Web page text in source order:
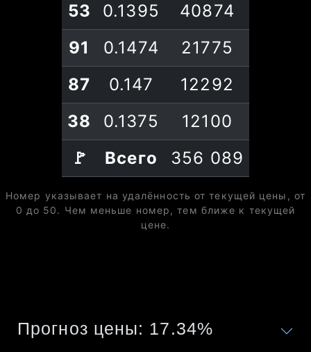
53
0.1395
40874
91
0.1474
21775
87
0.147
12292
38
0.1375
12100
🚩
Всего 356 089
Номер указывает на удалённость от текущей цены, от
0 до 50. Чем меньше номер, тем ближе к текущей
цене.
Прогноз цены: 17.34%